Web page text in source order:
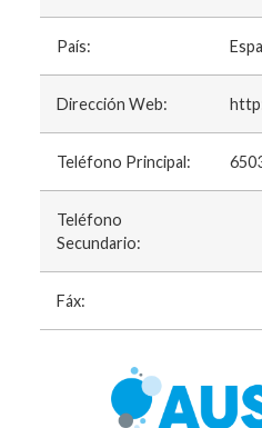
País:
Dirección Web:
Teléfono Principal:
Teléfono
Secundario:
Fáx: